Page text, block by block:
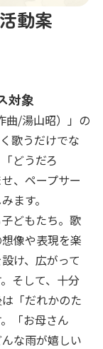
動案
対象
曲/湯山昭）」の
歌うだけでな
どうだろ
、ペープサー
ます。
どもたち。歌
像や表現を楽
け、広がって
そして、十分
「だれかのた
「お母さん
な雨が嬉しい